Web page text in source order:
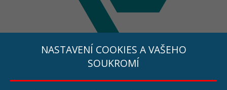
NASTAVENÍ COOKIES A VAŠEHO
SOUKROMÍ